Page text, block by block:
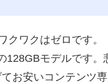
ワクはゼロです。
128GBモデルです。
お安いコンテンツ